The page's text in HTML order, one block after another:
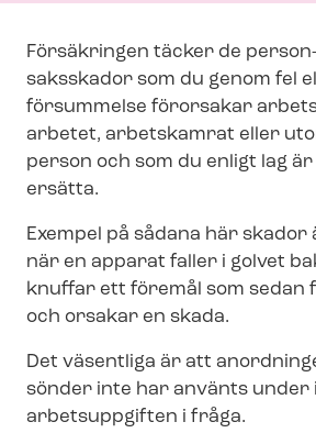
Försäkringen täcker de
saksskador som du genom fel
försummelse förorsakar
arbetet, arbetskamrat eller
person och som du enligt lag
ersätta.
Exempel på sådana här skador
när en apparat faller i golvet
knuffar ett föremål som sedan
och orsakar en skada.
Det väsentliga är att
sönder inte har använts under
arbetsuppgiften i fråga.